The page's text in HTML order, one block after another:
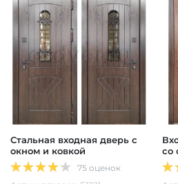
Стальная входная дверь с
окном и ковкой
75 оценок
со